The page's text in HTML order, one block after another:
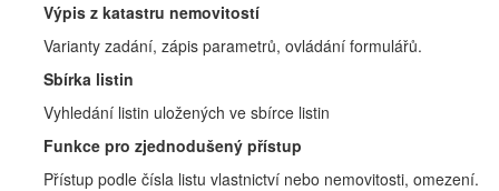
Výpis z katastru nemovitostí
Varianty zadání, zápis parametrů, ovládání formulářů.
Sbírka listin
Vyhledání listin uložených ve sbírce listin
Funkce pro zjednodušený přístup
Přístup podle čísla listu vlastnictví nebo nemovitosti, omezení.